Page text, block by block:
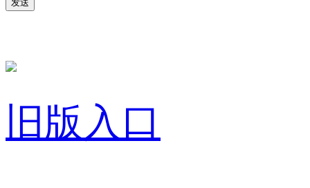
发送
旧版入口